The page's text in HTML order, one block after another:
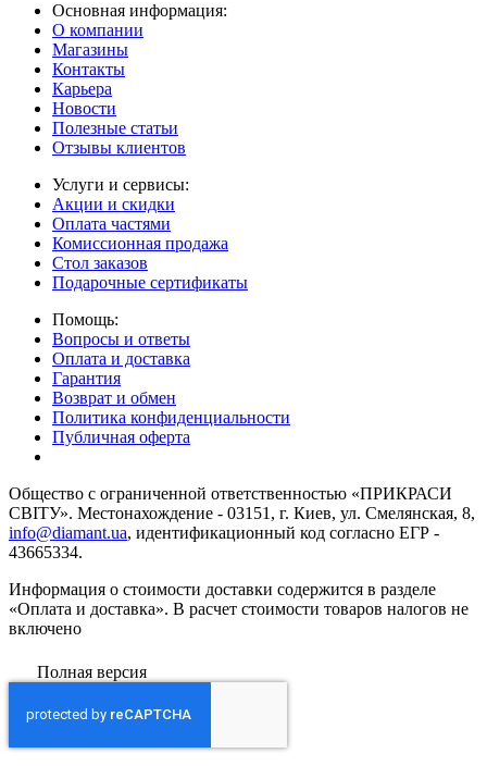
Основная информация:
О компании
Магазины
Контакты
Карьера
Новости
Полезные статьи
Отзывы клиентов
Услуги и сервисы:
Акции и скидки
Оплата частями
Комиссионная продажа
Стол заказов
Подарочные сертификаты
Помощь:
Вопросы и ответы
Оплата и доставка
Гарантия
Возврат и обмен
Политика конфиденциальности
Публичная оферта
Общество с ограниченной ответственностью «ПРИКРАСИ
СВІТУ». Местонахождение - 03151, г. Киев, ул. Смелянская, 8,
info@diamant.ua, идентификационный код согласно ЕГР -
43665334.
Информация о стоимости доставки содержится в разделе
«Оплата и доставка». В расчет стоимости товаров налогов не
включено
Полная версия